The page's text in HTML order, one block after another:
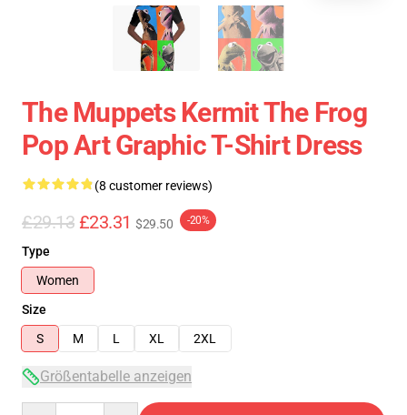
The Muppets Kermit The Frog
Pop Art Graphic T-Shirt Dress
(8 customer reviews)
£29.13 £23.31 $29.50 -20%
Type
Women
Size
S
M L XL 2XL
Größentabelle anzeigen